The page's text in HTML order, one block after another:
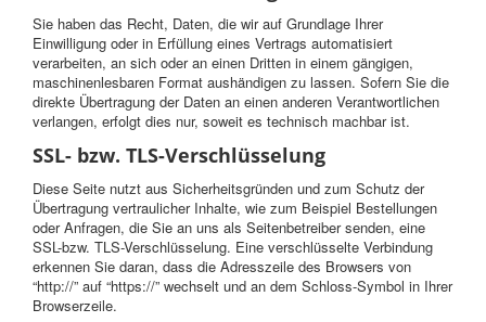
Sie haben das Recht, Daten, die wir auf Grundlage Ihrer
Einwilligung oder in Erfüllung eines Vertrags automatisiert
verarbeiten, an sich oder an einen Dritten in einem gängigen,
maschinenlesbaren Format aushändigen zu lassen. Sofern Sie die
direkte Übertragung der Daten an einen anderen Verantwortlichen
verlangen, erfolgt dies nur, soweit es technisch machbar ist.
SSL- bzw. TLS-Verschlüsselung
Diese Seite nutzt aus Sicherheitsgründen und zum Schutz der
Übertragung vertraulicher Inhalte, wie zum Beispiel Bestellungen
oder Anfragen, die Sie an uns als Seitenbetreiber senden, eine
SSL-bzw. TLS-Verschlüsselung. Eine verschlüsselte Verbindung
erkennen Sie daran, dass die Adresszeile des Browsers von
“http://” auf “https://” wechselt und an dem Schloss-Symbol in Ihrer
Browserzeile.